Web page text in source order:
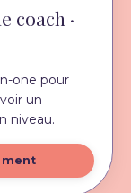
coach ·
one pour
un
niveau.